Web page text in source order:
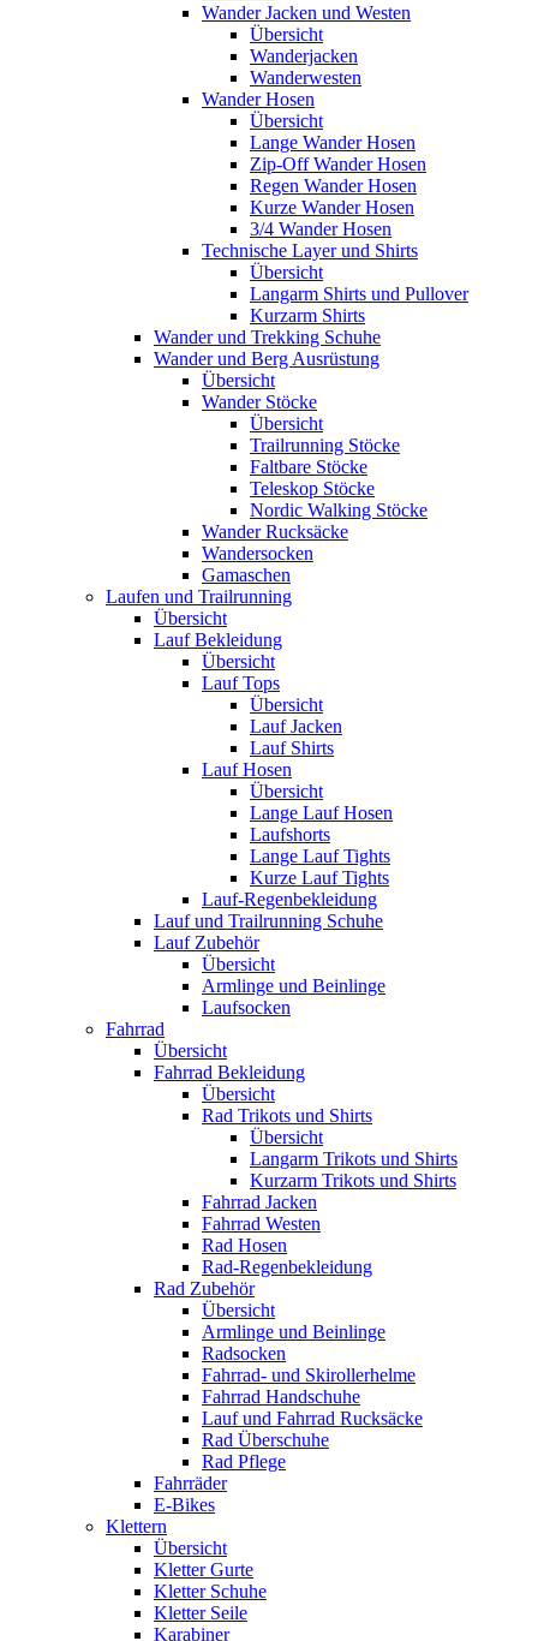
und
Streichgesten
verwenden.
Wander Jacken und Westen
Übersicht
Wanderjacken
Wanderwesten
Wander Hosen
Übersicht
Lange Wander Hosen
Zip-Off Wander Hosen
Regen Wander Hosen
Kurze Wander Hosen
3/4 Wander Hosen
Technische Layer und Shirts
Übersicht
Langarm Shirts und Pullover
Kurzarm Shirts
Wander und Trekking Schuhe
Wander und Berg Ausrüstung
Übersicht
Wander Stöcke
Übersicht
Trailrunning Stöcke
Faltbare Stöcke
Teleskop Stöcke
Nordic Walking Stöcke
Wander Rucksäcke
Wandersocken
Gamaschen
Laufen und Trailrunning
Übersicht
Lauf Bekleidung
Übersicht
Lauf Tops
Übersicht
Lauf Jacken
Lauf Shirts
Lauf Hosen
Übersicht
Lange Lauf Hosen
Laufshorts
Lange Lauf Tights
Kurze Lauf Tights
Lauf-Regenbekleidung
Lauf und Trailrunning Schuhe
Lauf Zubehör
Übersicht
Armlinge und Beinlinge
Laufsocken
Fahrrad
Übersicht
Fahrrad Bekleidung
Übersicht
Rad Trikots und Shirts
Übersicht
Langarm Trikots und Shirts
Kurzarm Trikots und Shirts
Fahrrad Jacken
Fahrrad Westen
Rad Hosen
Rad-Regenbekleidung
Rad Zubehör
Übersicht
Armlinge und Beinlinge
Radsocken
Fahrrad- und Skirollerhelme
Fahrrad Handschuhe
Lauf und Fahrrad Rucksäcke
Rad Überschuhe
Rad Pflege
Fahrräder
E-Bikes
Klettern
Übersicht
Kletter Gurte
Kletter Schuhe
Kletter Seile
Karabiner